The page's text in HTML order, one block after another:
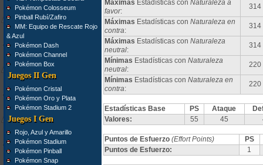
Pokémon Colosseum
Pinball Rubí/Zafiro
MM: Equipo de Rescate Rojo
& Azul
Pokémon Dash
Pokémon Channel
Pokémon Box
Juegos II Gen
Pokémon Cristal
Pokémon Oro y Plata
Pokémon Stadium 2
Juegos I Gen
Rojo, Azul y Amarillo
Pokémon Stadium
Pokémon Pinball
Pokémon Snap
Máximas Estadísticas con Naturaleza a
favor:
314
Máximas Estadísticas con Naturaleza en
contra:
314
Máximas Estadísticas con Naturaleza
neutral:
314
Mínimas Estadísticas con Naturaleza
neutral:
220
Mínimas Estadísticas con Naturaleza en
contra:
220
Estadísticas Base PS Ataque
Valores:
55 45
Puntos de Esfuerzo (Effort Points)
PS
Puntos de Esfuerzo:
1